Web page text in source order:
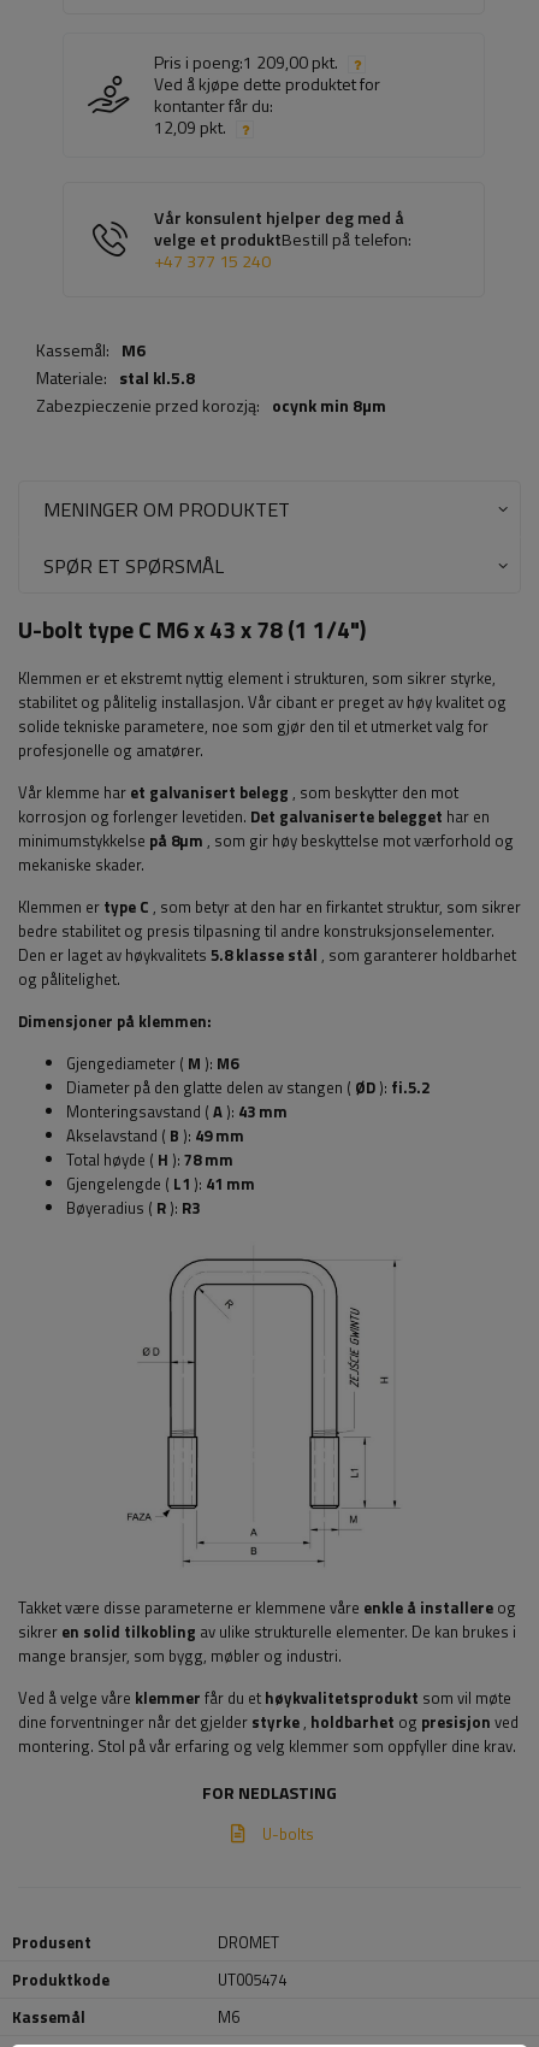
Pris i poeng:1 209,00 pkt.
Ved å kjøpe dette produktet for
kontanter får du:
12,09 pkt.
Vår konsulent hjelper deg med å
velge et produktBestill på telefon:
+47 377 15 240
Kassemål: M6
Materiale: stal kl.5.8
Zabezpieczenie przed korozją: ocynk min 8µm
MENINGER OM PRODUKTET
SPØR ET SPØRSMÅL
U-bolt type C M6 x 43 x 78 (1 1/4")
Klemmen er et ekstremt nyttig element i strukturen, som sikrer styrke,
stabilitet og pålitelig installasjon. Vår cibant er preget av høy kvalitet og
solide tekniske parametere, noe som gjør den til et utmerket valg for
profesjonelle og amatører.
Vår klemme har et galvanisert belegg , som beskytter den mot
korrosjon og forlenger levetiden. Det galvaniserte belegget har en
minimumstykkelse på 8µm , som gir høy beskyttelse mot værforhold og
mekaniske skader.
Klemmen er type C , som betyr at den har en firkantet struktur, som sikrer
bedre stabilitet og presis tilpasning til andre konstruksjonselementer.
Den er laget av høykvalitets 5.8 klasse stål , som garanterer holdbarhet
og pålitelighet.
Dimensjoner på klemmen:
Gjengediameter ( M ): M6
Diameter på den glatte delen av stangen ( ØD ): fi.5.2
Monteringsavstand ( A ): 43 mm
Akselavstand ( B ): 49 mm
Total høyde ( H ): 78 mm
Gjengelengde ( L1 ): 41 mm
Bøyeradius ( R ): R3
Takket være disse parameterne er klemmene våre enkle å installere og
sikrer en solid tilkobling av ulike strukturelle elementer. De kan brukes i
mange bransjer, som bygg, møbler og industri.
Ved å velge våre klemmer får du et høykvalitetsprodukt som vil møte
dine forventninger når det gjelder styrke , holdbarhet og presisjon ved
montering. Stol på vår erfaring og velg klemmer som oppfyller dine krav.
FOR NEDLASTING
U-bolts
Produsent
DROMET
Produktkode
UT005474
Kassemål
M6